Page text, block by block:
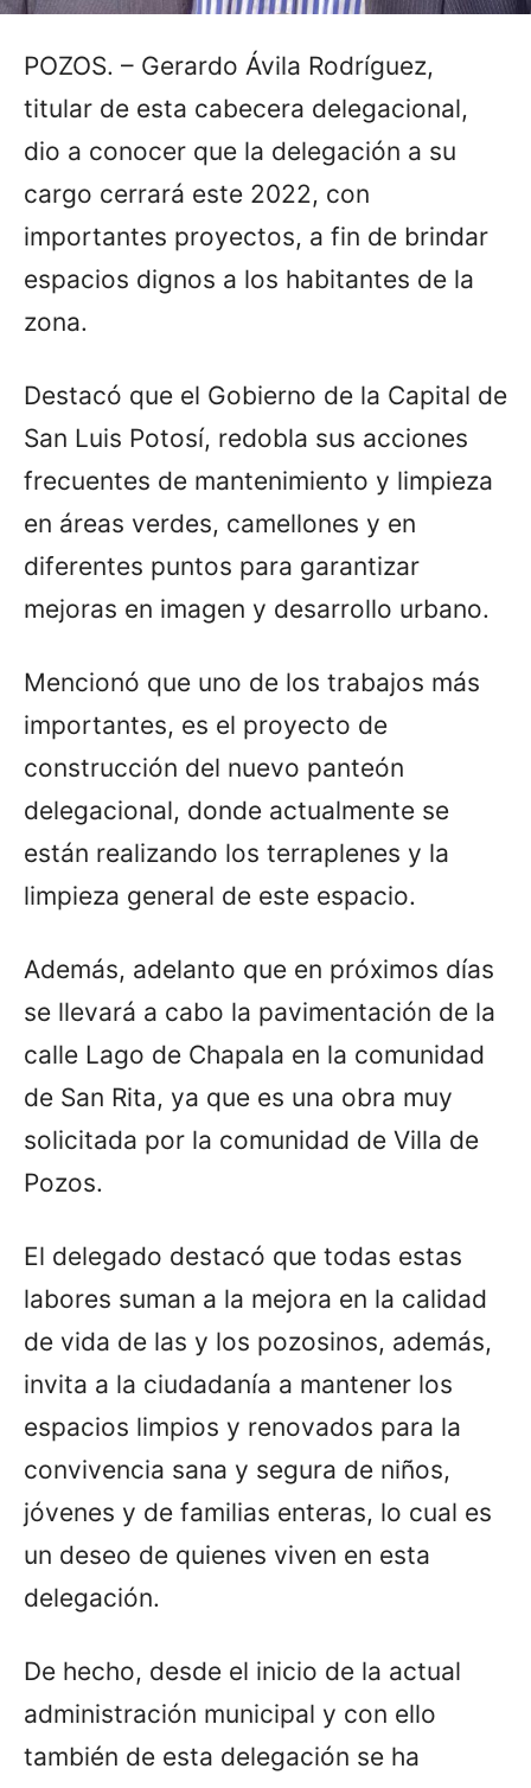
POZOS. – Gerardo Ávila Rodríguez,
titular de esta cabecera delegacional,
dio a conocer que la delegación a su
cargo cerrará este 2022, con
importantes proyectos, a fin de brindar
espacios dignos a los habitantes de la
zona.
Destacó que el Gobierno de la Capital de
San Luis Potosí, redobla sus acciones
frecuentes de mantenimiento y limpieza
en áreas verdes, camellones y en
diferentes puntos para garantizar
mejoras en imagen y desarrollo urbano.
Mencionó que uno de los trabajos más
importantes, es el proyecto de
construcción del nuevo panteón
delegacional, donde actualmente se
están realizando los terraplenes y la
limpieza general de este espacio.
Además, adelanto que en próximos días
se llevará a cabo la pavimentación de la
calle Lago de Chapala en la comunidad
de San Rita, ya que es una obra muy
solicitada por la comunidad de Villa de
Pozos.
El delegado destacó que todas estas
labores suman a la mejora en la calidad
de vida de las y los pozosinos, además,
invita a la ciudadanía a mantener los
espacios limpios y renovados para la
convivencia sana y segura de niños,
jóvenes y de familias enteras, lo cual es
un deseo de quienes viven en esta
delegación.
De hecho, desde el inicio de la actual
administración municipal y con ello
también de esta delegación se ha